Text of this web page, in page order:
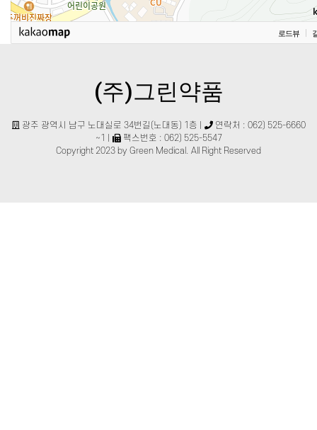
로드뷰
(주)그린약품
광주 광역시 남구 노대실로 34번길(노대동) 1층 |
연락처 : 062) 525-6660
~1 |
팩스번호 : 062) 525-5547
Copyright 2023 by Green Medical. All Right Reserved